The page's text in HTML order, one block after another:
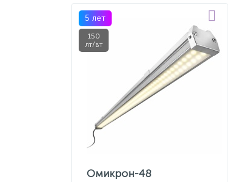
5 лет
150
лт/вт
Омикрон-48